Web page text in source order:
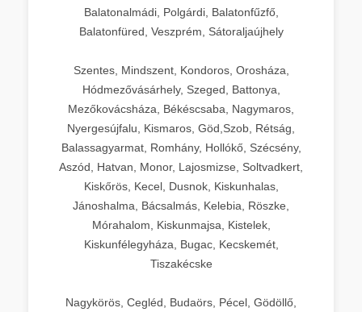
Balatonalmádi, Polgárdi, Balatonfűzfő,
Balatonfüred, Veszprém, Sátoraljaújhely
Szentes, Mindszent, Kondoros, Orosháza,
Hódmezővásárhely, Szeged, Battonya,
Mezőkovácsháza, Békéscsaba, Nagymaros,
Nyergesújfalu, Kismaros, Göd,Szob, Rétság,
Balassagyarmat, Romhány, Hollókő, Szécsény,
Aszód, Hatvan, Monor, Lajosmizse, Soltvadkert,
Kiskőrös, Kecel, Dusnok, Kiskunhalas,
Jánoshalma, Bácsalmás, Kelebia, Röszke,
Mórahalom, Kiskunmajsa, Kistelek,
Kiskunfélegyháza, Bugac, Kecskemét,
Tiszakécske
Nagykörös, Cegléd, Budaörs, Pécel, Gödöllő,